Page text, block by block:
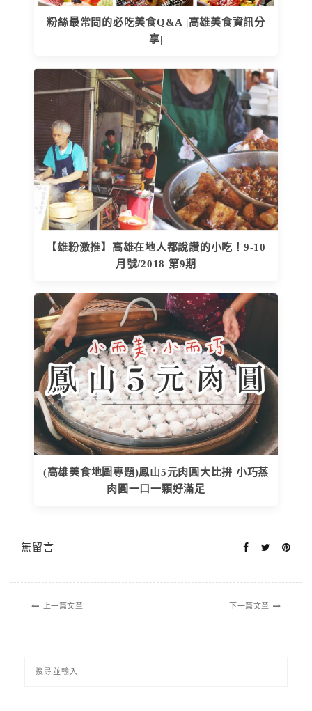
粉絲最常問的必吃美食Q&A |高雄美食資訊分
享|
【雄粉激推】高雄在地人都說讚的小吃！9-10
月號/2018 第9期
(高雄美食地圖專題)鳳山5元肉圓大比拚 小巧蒸
肉圓一口一顆好滿足
無留言
上一篇文章 下一篇文章